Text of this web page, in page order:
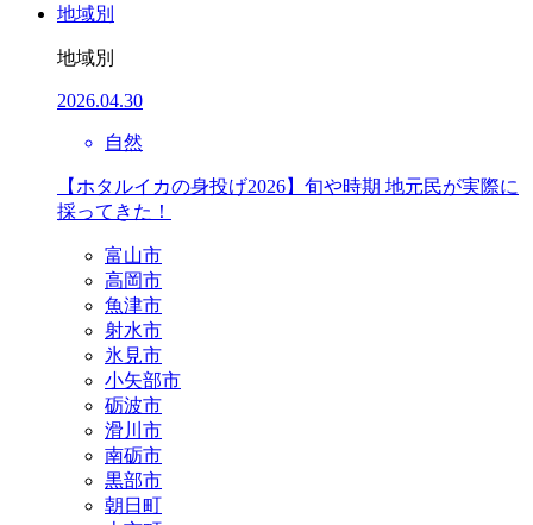
地域別
地域別
2026.04.30
自然
【ホタルイカの身投げ2026】旬や時期 地元民が実際に
採ってきた！
富山市
高岡市
魚津市
射水市
氷見市
小矢部市
砺波市
滑川市
南砺市
黒部市
朝日町